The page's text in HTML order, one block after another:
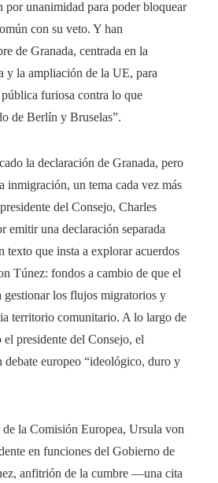
por unanimidad para poder bloquear
con su veto. Y han
de Granada, centrada en la
y la ampliación de la UE, para
furiosa contra lo que
de Berlín y Bruselas”.
la declaración de Granada, pero
inmigración, un tema cada vez más
del Consejo, Charles
emitir una declaración separada
texto que insta a explorar acuerdos
Túnez: fondos a cambio de que el
gestionar los flujos migratorios y
territorio comunitario. A lo largo de
presidente del Consejo, el
debate europeo “ideológico, duro y
la Comisión Europea, Ursula von
en funciones del Gobierno de
anfitrión de la cumbre ―una cita